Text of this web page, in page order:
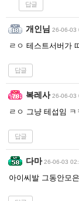
답글
개인님 26-06-03
ㄹㅇ 테스트서버가
답글
복레사 26-06-03
ㄹㅇ 그냥 테섭임
답글
다마 26-06-03
아이씨발 그동안모